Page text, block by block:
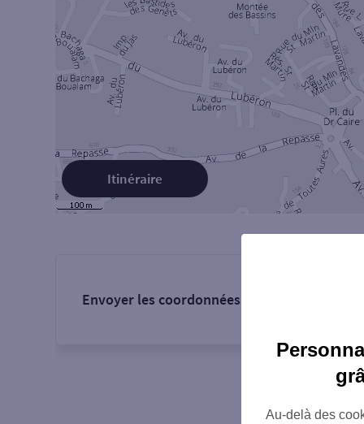
Itinéraire
Envoyer les coordonnées de l'agence :
Au-delà des